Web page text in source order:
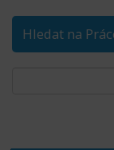
Hledat na